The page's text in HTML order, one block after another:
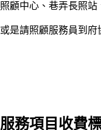
照顧中心、巷弄長照站
或是請照顧服務員到府
服務項目收費